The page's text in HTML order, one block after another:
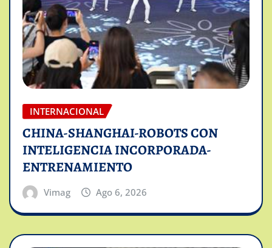
INTERNACIONAL
CHINA-SHANGHAI-ROBOTS CON
INTELIGENCIA INCORPORADA-
ENTRENAMIENTO
Vimag Ago 6, 2026